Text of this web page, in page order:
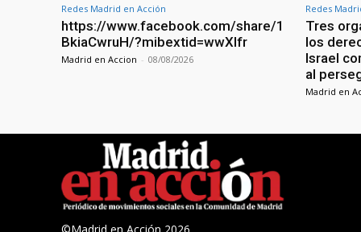
Redes Madrid en Acción
https://www.facebook.com/share/1
BkiaCwruH/?mibextid=wwXIfr
Madrid en Accion - 08/08/2026
Redes
Tres
los
Israel
al
Madrid en